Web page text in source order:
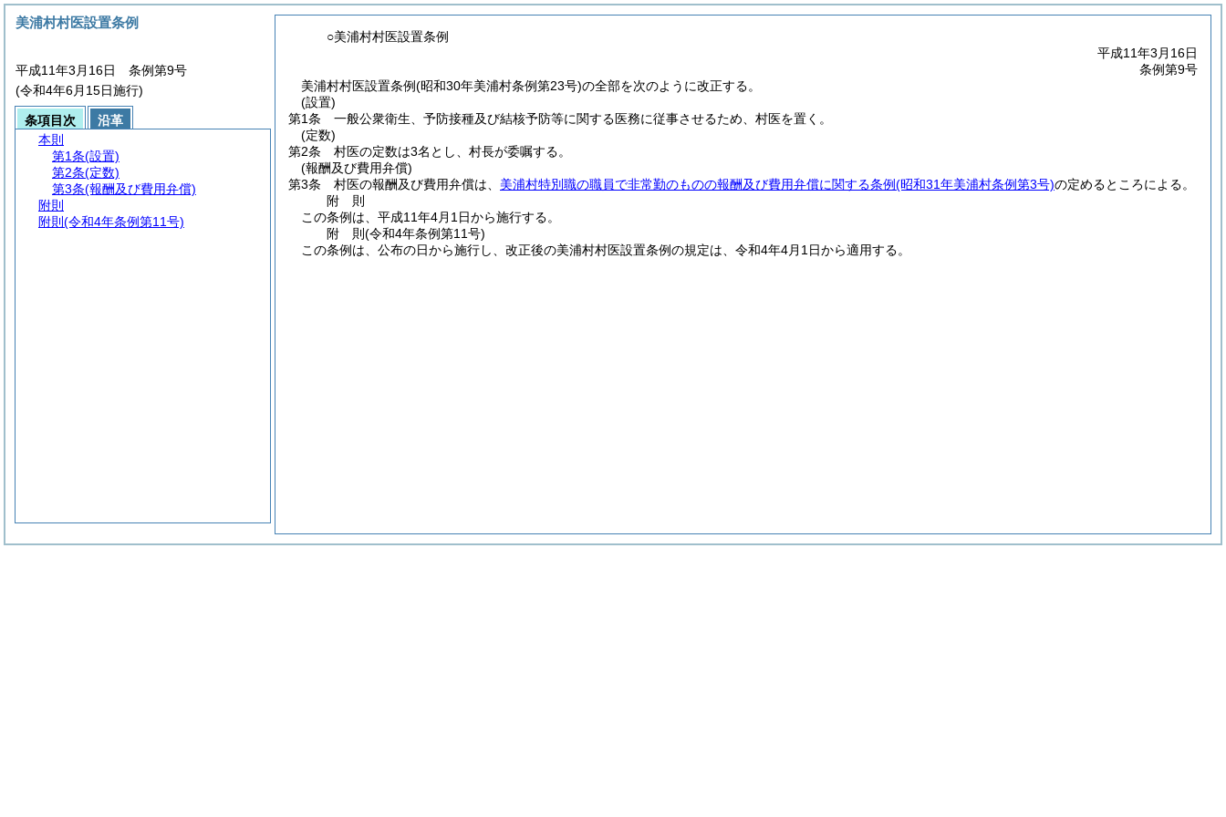
○美浦村村医設置条例
平成11年3月16日
条例第9号
美浦村村医設置条例(昭和30年美浦村条例第23号)の全部を次のように改正する。
(設置)
第1条
一般公衆衛生、予防接種及び結核予防等に関する医務に従事させるため、村医を置く。
(定数)
第2条
村医の定数は3名とし、村長が委嘱する。
(報酬及び費用弁償)
第3条
村医の報酬及び費用弁償は、 美浦村特別職の職員で非常勤のものの報酬及び費用弁償に関する条例(昭和31年美浦村条例第3号)の定めるところによる。
附 則
この条例は、平成11年4月1日から施行する。
附 則(令和4年条例第11号)
この条例は、公布の日から施行し、改正後の美浦村村医設置条例の規定は、令和4年4月1日から適用する。
美浦村村医設置条例
平成11年3月16日 条例第9号
(令和4年6月15日施行)
条項目次
沿革
本則
第1条(設置)
第2条(定数)
第3条(報酬及び費用弁償)
附則
附則 (令和4年条例第11号)